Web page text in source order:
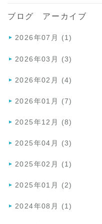
ブログ アーカイブ
2026年07月 (1)
2026年03月 (3)
2026年02月 (4)
2026年01月 (7)
2025年12月 (8)
2025年04月 (3)
2025年02月 (1)
2025年01月 (2)
2024年08月 (1)